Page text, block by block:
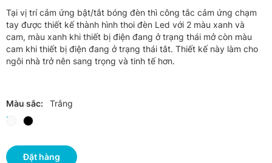
Tại vị trí cảm ứng bật/tắt bóng đèn thì công tắc cảm ứng chạm
tay được thiết kế thành hình thoi đèn Led với 2 màu xanh và
cam, màu xanh khi thiết bị điện đang ở trạng thái mở còn màu
cam khi thiết bị điện đang ở trạng thái tắt. Thiết kế này làm cho
ngôi nhà trở nên sang trọng và tinh tế hơn.
Màu sắc: Trắng
Đặt hàng